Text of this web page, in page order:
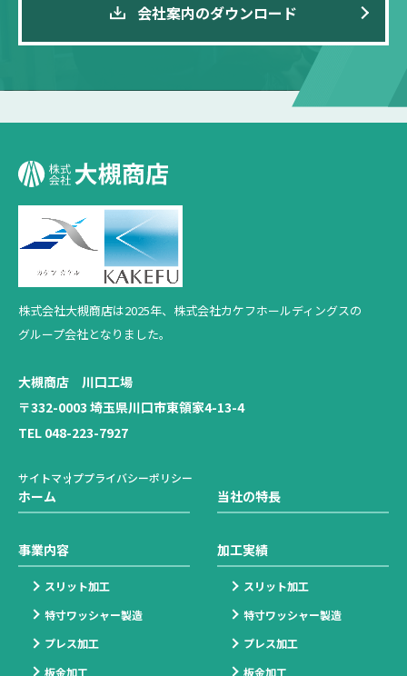
会社案内のダウンロード
株式会社大槻商店は2025年、 株式会社カケフホールディングスの
グループ会社となりました。
大槻商店 川口工場
〒332-0003 埼玉県川口市東領家4-13-4
TEL 048-223-7927
サイトマッププライバシーポリシー
ホーム 当社の特長
事業内容
スリット加工
特寸ワッシャー製造
プレス加工
板金加工
加工実績
スリット加工
特寸ワッシャー製造
プレス加工
板金加工